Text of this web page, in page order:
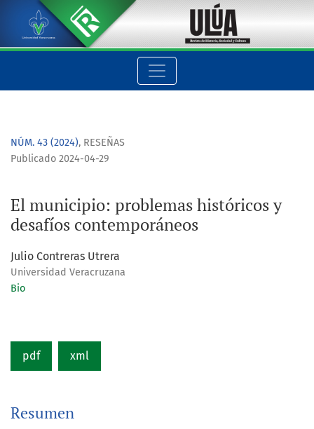
El municipio: problemas históricos y desafíos
NÚM. 43 (2024), RESEÑAS
El municipio: problemas históricos y
desafíos contemporáneos
Publicado 2024-04-29
Julio Contreras Utrera
Universidad Veracruzana
Bio
pdf xml
Resumen